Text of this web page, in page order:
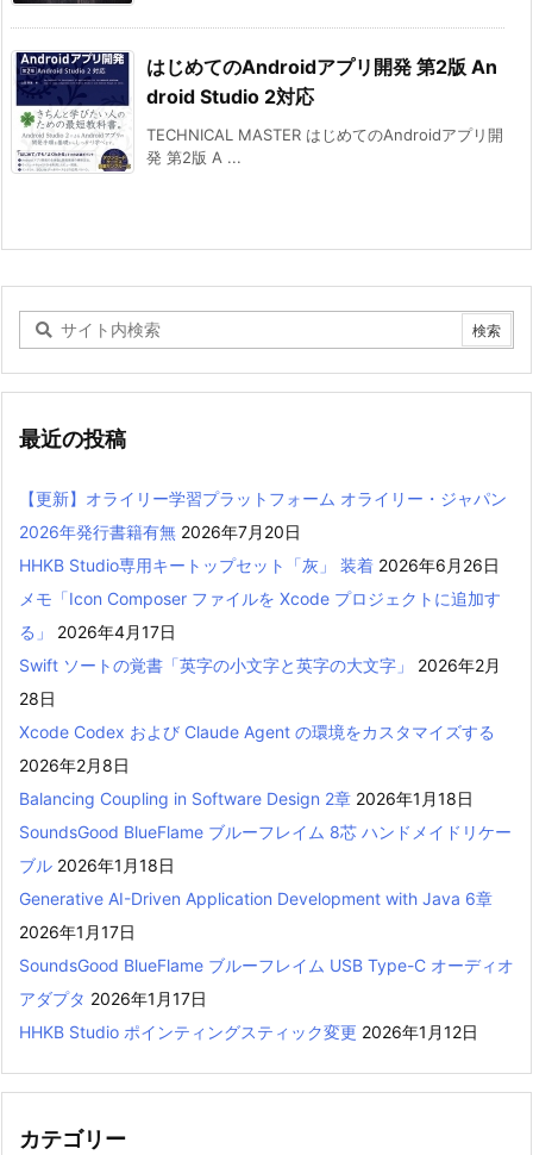
はじめてのAndroidアプリ開発 第2版 An
droid Studio 2対応
TECHNICAL MASTER はじめてのAndroidアプリ開
発 第2版 A ...
最近の投稿
【更新】オライリー学習プラットフォーム オライリー・ジャパン
2026年発行書籍有無 2026年7月20日
HHKB Studio専用キートップセット「灰」 装着 2026年6月26日
メモ「Icon Composer ファイルを Xcode プロジェクトに追加す
る」
2026年4月17日
Swift ソートの覚書「英字の小文字と英字の大文字」
2026年2月
28日
Xcode Codex および Claude Agent の環境をカスタマイズする
2026年2月8日
Balancing Coupling in Software Design 2章 2026年1月18日
SoundsGood BlueFlame ブルーフレイム 8芯 ハンドメイドリケー
ブル 2026年1月18日
Generative AI-Driven Application Development with Java 6章
2026年1月17日
SoundsGood BlueFlame ブルーフレイム USB Type-C オーディオ
アダプタ 2026年1月17日
HHKB Studio ポインティングスティック変更 2026年1月12日
カテゴリー